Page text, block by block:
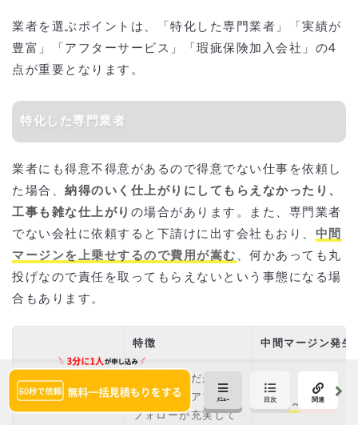
業者を選ぶポイントは、「特化した専門業者」「実績が
豊富」「アフターサービス」「瑕疵保険加入会社」の4
点が重要となります。
特化した専門業者
業者にも得意不得意があるので得意でない仕事を依頼し
た場合、 納得のいく仕上がりにしてもらえなかったり、
工事も雑な仕上がり の場合があります。また、専門業者
でない会社に依頼すると下請けに出す会社もおり、 中間
マージンを上乗せするので費用が嵩む 、何かあっても丸
投げなので責任を取ってもらえないという事態になる場
合もあります。
特徴 中間マージン発生
費用は高額だがメン
テナンスやアフター
フォローが充実して
約2割〜4割